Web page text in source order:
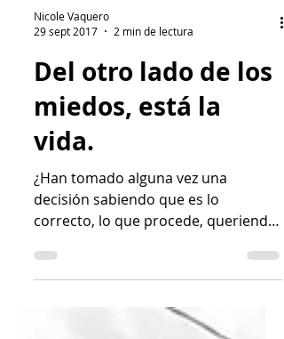
29 sept 2017
2 min de lectura
Del otro lado de los
miedos, está la
vida.
¿Han tomado alguna vez una
correcto, lo que procede, queriendo
realizar una buena acción, pero que